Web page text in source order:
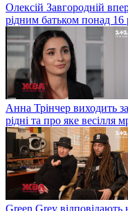
Олексій Завгородній
рідним батьком понад 16
Анна Трінчер виходить
рідні та про яке весілля
Green Grey відповідають